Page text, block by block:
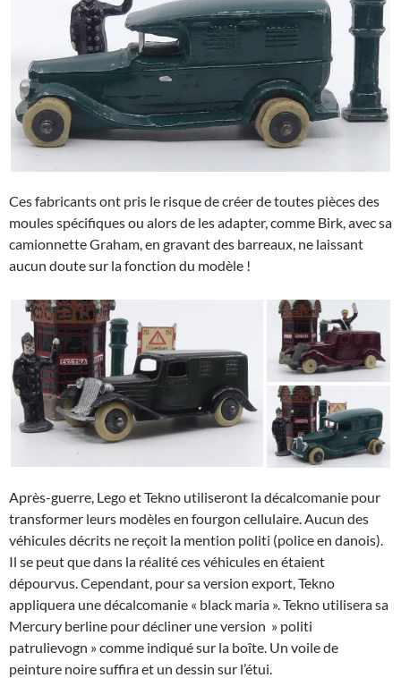
Ces fabricants ont pris le risque de créer de toutes pièces des
moules spécifiques ou alors de les adapter, comme Birk, avec sa
camionnette Graham, en gravant des barreaux, ne laissant
aucun doute sur la fonction du modèle !
Après-guerre, Lego et Tekno utiliseront la décalcomanie pour
transformer leurs modèles en fourgon cellulaire. Aucun des
véhicules décrits ne reçoit la mention politi (police en danois).
Il se peut que dans la réalité ces véhicules en étaient
dépourvus. Cependant, pour sa version export, Tekno
appliquera une décalcomanie « black maria ». Tekno utilisera sa
Mercury berline pour décliner une version » politi
patrulievogn » comme indiqué sur la boîte. Un voile de
peinture noire suffira et un dessin sur l’étui.